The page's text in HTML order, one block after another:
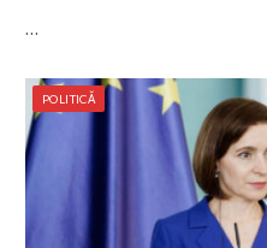
…
POLITICĂ